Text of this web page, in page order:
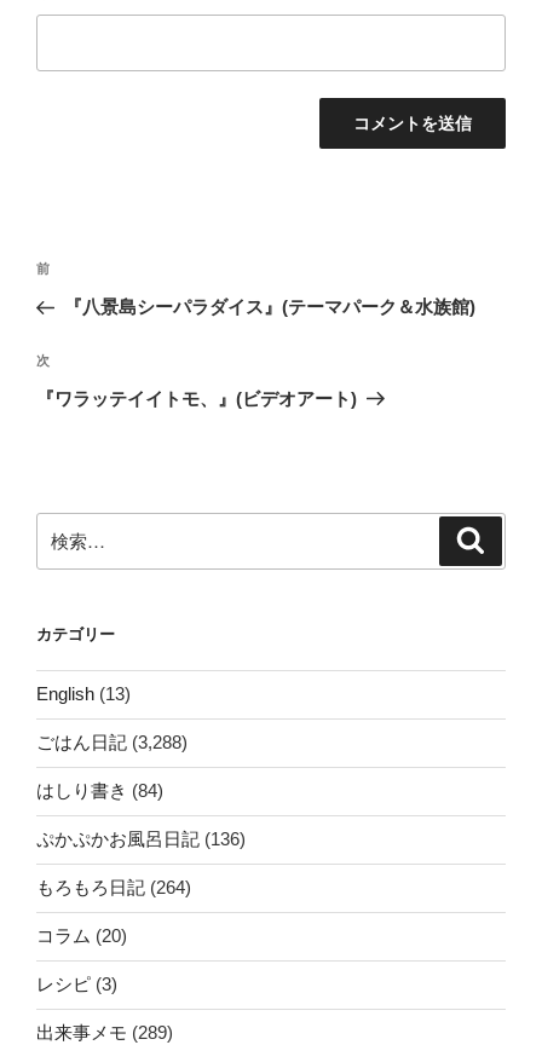
投
ナ
ビ
ゲ
ン
前
の
稿
前
『八景島シーパラダイス』(テーマパーク＆水族館)
次
の
次
『ワラッテイイトモ、』(ビデオアート)
索:
カテゴリー
English (13)
ごはん日記 (3,288)
はしり書き (84)
ぷかぷかお風呂日記 (136)
もろもろ日記 (264)
コラム (20)
レシピ (3)
出来事メモ (289)